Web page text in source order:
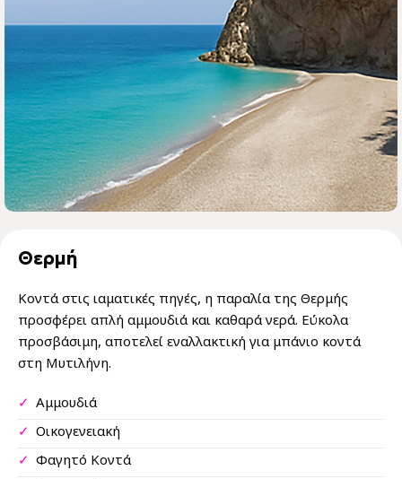
Θερμή
Κοντά στις ιαματικές πηγές, η παραλία της Θερμής
προσφέρει απλή αμμουδιά και καθαρά νερά. Εύκολα
προσβάσιμη, αποτελεί εναλλακτική για μπάνιο κοντά
στη Μυτιλήνη.
✓ Αμμουδιά
✓ Οικογενειακή
✓ Φαγητό Κοντά